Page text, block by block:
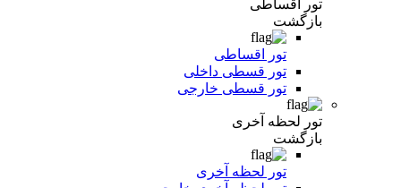
تور اقساطی
بازگشت
تور اقساطی
تور قسطی داخلی
تور قسطی خارجی
تور لحظه آخری
بازگشت
تور لحظه آخری